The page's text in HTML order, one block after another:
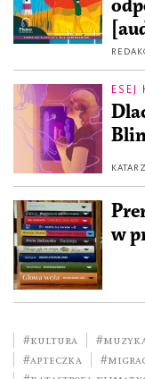
ESEJ
w
#kultura
#Apteczka